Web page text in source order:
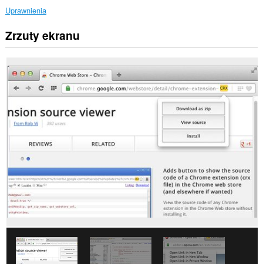
Uprawnienia
To
rozszerzenie
uzyskać
dostęp
do
Twoich
na
wszystkich
witrynach.
rozszerzenie
może
uzyskać
dostęp
do
Twoich
danych
witrynach.
Zrzuty ekranu